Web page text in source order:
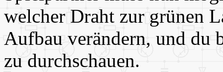
welcher Draht zur grünen
Aufbau verändern, und du
zu durchschauen.